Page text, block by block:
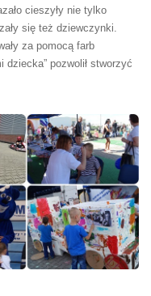
cieszyły nie tylko
się też dziewczynki.
za pomocą farb
pozwolił stworzyć